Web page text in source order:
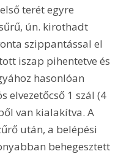
terét egyre
ún. kirothadt
szippantással el
iszap pihentetve és
hasonlóan
elvezetőcső 1 szál (4
van kialakítva. A
után, a belépési
behegesztett